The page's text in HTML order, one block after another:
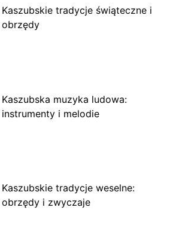
Kaszubskie tradycje świąteczne i
obrzędy
Kaszubska muzyka ludowa:
instrumenty i melodie
Kaszubskie tradycje weselne:
obrzędy i zwyczaje